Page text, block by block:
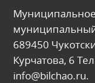
689450
Курчатова, 6
info@bilchao.ru.